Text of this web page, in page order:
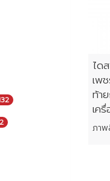
ได
เพ
ท้า
เค